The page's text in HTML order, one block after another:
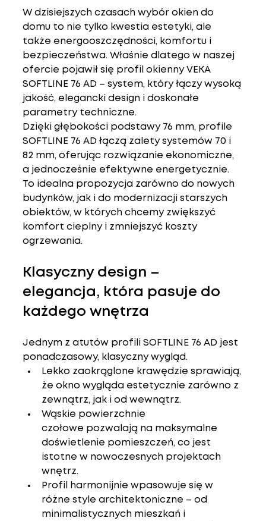
W dzisiejszych czasach wybór okien do
domu to nie tylko kwestia estetyki, ale
także energooszczędności, komfortu i
bezpieczeństwa. Właśnie dlatego w naszej
ofercie pojawił się profil okienny VEKA
SOFTLINE 76 AD – system, który łączy wysoką
jakość, elegancki design i doskonałe
parametry techniczne.
Dzięki głębokości podstawy 76 mm, profile
SOFTLINE 76 AD łączą zalety systemów 70 i
82 mm, oferując rozwiązanie ekonomiczne,
a jednocześnie efektywne energetycznie.
To idealna propozycja zarówno do nowych
budynków, jak i do modernizacji starszych
obiektów, w których chcemy zwiększyć
komfort cieplny i zmniejszyć koszty
ogrzewania.
Klasyczny design –
elegancja, która pasuje do
każdego wnętrza
Jednym z atutów profili SOFTLINE 76 AD jest
ponadczasowy, klasyczny wygląd.
Lekko zaokrąglone krawędzie sprawiają,
że okno wygląda estetycznie zarówno z
zewnątrz, jak i od wewnątrz.
Wąskie powierzchnie
czołowe pozwalają na maksymalne
doświetlenie pomieszczeń, co jest
istotne w nowoczesnych projektach
wnętrz.
Profil harmonijnie wpasowuje się w
różne style architektoniczne – od
minimalistycznych mieszkań i